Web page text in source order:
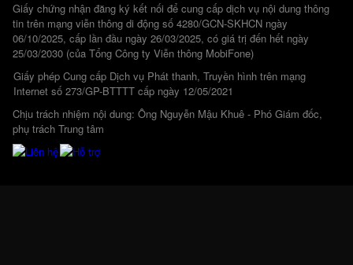
Giấy chứng nhận đăng ký kết nối để cung cấp dịch vụ nội dung thông
tin trên mạng viễn thông di động số 4280/GCN-SKHCN ngày
06/10/2025, cấp lần đầu ngày 26/03/2025, có giá trị đến hết ngày
25/03/2030 (của Tổng Công ty Viễn thông MobiFone)
Giấy phép Cung cấp Dịch vụ Phát thanh, Truyền hình trên mạng
Internet số 273/GP-BTTTT cấp ngày 12/05/2021
Chịu trách nhiệm nội dung: Ông Nguyễn Mậu Khuê - Phó Giám đốc,
phụ trách Trung tâm